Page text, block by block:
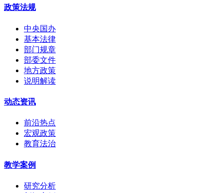
政策法规
中央国办
基本法律
部门规章
部委文件
地方政策
说明解读
动态资讯
前沿热点
宏观政策
教育法治
教学案例
研究分析